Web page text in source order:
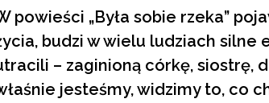
powieści „Była sobie rzeka”
budzi w wielu ludziach
– zaginioną córkę, siostrę,
jesteśmy, widzimy to, co